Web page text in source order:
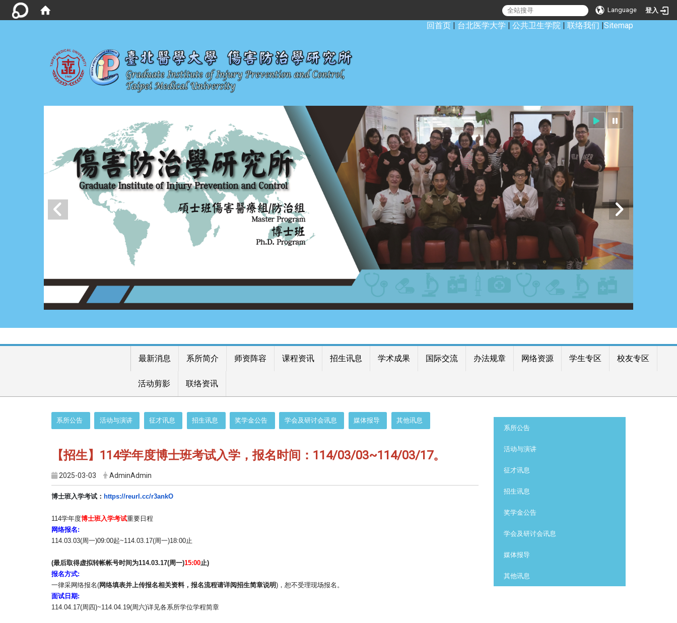
Language 登入
回首页 | 台北医学大学 | 公共卫生学院 | 联络我们 |Sitemap
最新消息 系所简介 师资阵容 课程资讯 招生讯息 学术成果 国际交流 办法规章 网络资源 学生专区 校友专区
活动剪影 联络资讯
系所公告 活动与演讲 征才讯息 招生讯息 奖学金公告 学会及研讨会讯息 媒体报导 其他讯息
【招生】114学年度博士班考试入学，报名时间：114/03/03~114/03/17。
2025-03-03 AdminAdmin
博士班入学考试： https://reurl.cc/r3ankO
114学年度博士班入学考试重要日程
网络报名:
114.03.03(周一)09:00起~114.03.17(周一)18:00止
(最后取得虚拟转帐帐号时间为114.03.17(周一)15:00止)
报名方式:
一律采网络报名(网络填表并上传报名相关资料， 报名流程请详阅招生简章说明)，恕不受理现场报名。
面试日期:
114.04.17(周四)~114.04.19(周六)详见各系所学位学程简章
系所公告
活动与演讲
征才讯息
招生讯息
奖学金公告
学会及研讨会讯息
媒体报导
其他讯息